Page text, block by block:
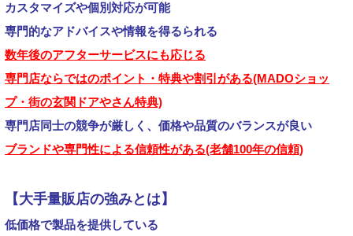
カスタマイズや個別対応が可能
専門的なアドバイスや情報を得るられる
数年後のアフターサービスにも応じる
専門店ならではのポイント・特典や割引がある(MADOショッ
プ・街の玄関ドアやさん特典)
専門店同士の競争が厳しく、価格や品質のバランスが良い
ブランドや専門性による信頼性がある(老舗100年の信頼)
【大手量販店の強みとは】
低価格で製品を提供している